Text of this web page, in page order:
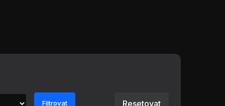
Filtrovat Resetovat